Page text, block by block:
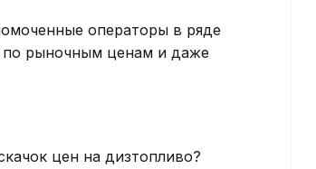
операторы в ряде
по рыночным ценам и даже
цен на дизтопливо?